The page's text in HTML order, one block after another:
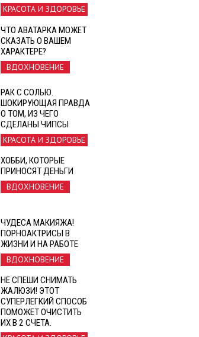
КРАСОТА И ЗДОРОВЬЕ
ЧТО АВАТАРКА МОЖЕТ
СКАЗАТЬ О ВАШЕМ
ХАРАКТЕРЕ?
ВДОХНОВЕНИЕ
РАК С СОЛЬЮ.
ШОКИРУЮЩАЯ ПРАВДА
О ТОМ, ИЗ ЧЕГО
СДЕЛАНЫ ЧИПСЫ
КРАСОТА И ЗДОРОВЬЕ
ХОББИ, КОТОРЫЕ
ПРИНОСЯТ ДЕНЬГИ
ВДОХНОВЕНИЕ
ЧУДЕСА МАКИЯЖА!
ПОРНОАКТРИСЫ В
ЖИЗНИ И НА РАБОТЕ
ВДОХНОВЕНИЕ
НЕ СПЕШИ СНИМАТЬ
ЖАЛЮЗИ! ЭТОТ
СУПЕРЛЕГКИЙ СПОСОБ
ПОМОЖЕТ ОЧИСТИТЬ
ИХ В 2 СЧЕТА.